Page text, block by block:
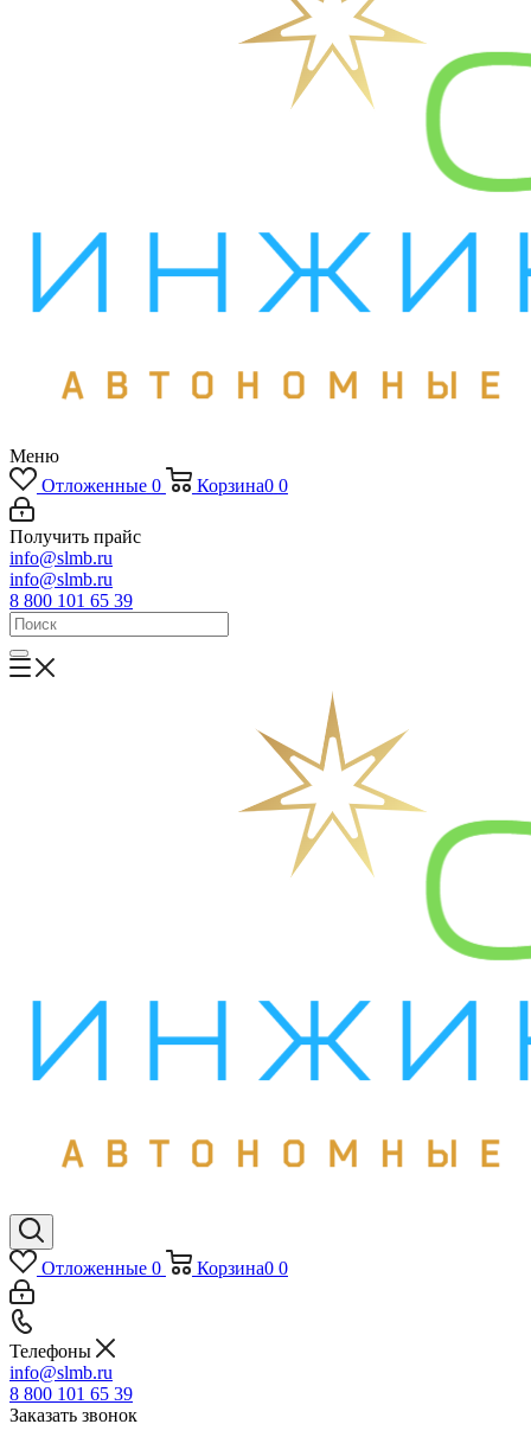
Меню
Отложенные 0 Корзина0 0
Получить прайс
info@slmb.ru
info@slmb.ru
8 800 101 65 39
Отложенные 0 Корзина0 0
Телефоны
info@slmb.ru
8 800 101 65 39
Заказать звонок